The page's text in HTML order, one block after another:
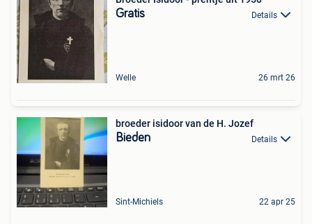
Gratis Details
Welle 26 mrt 26
broeder isidoor van de H. Jozef
Bieden Details
Sint-Michiels 22 apr 25